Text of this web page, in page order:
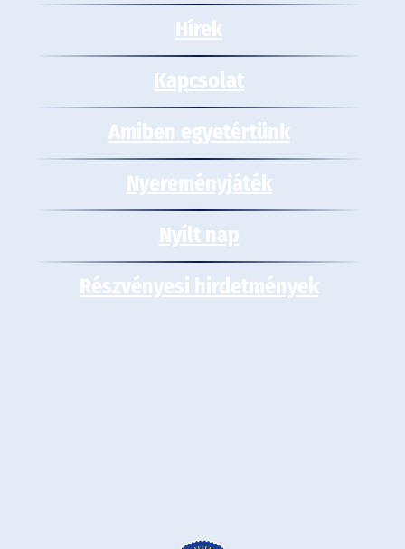
Hírek
Kapcsolat
Amiben egyetértünk
Nyereményjáték
Nyílt nap
Részvényesi hirdetmények